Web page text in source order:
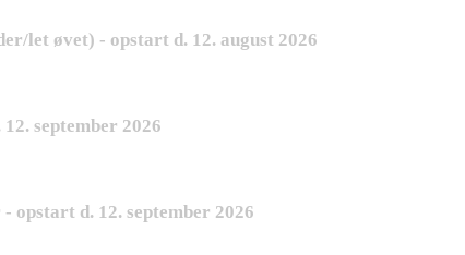
let øvet) - opstart d. 12. august 2026
september 2026
d. 12. september 2026